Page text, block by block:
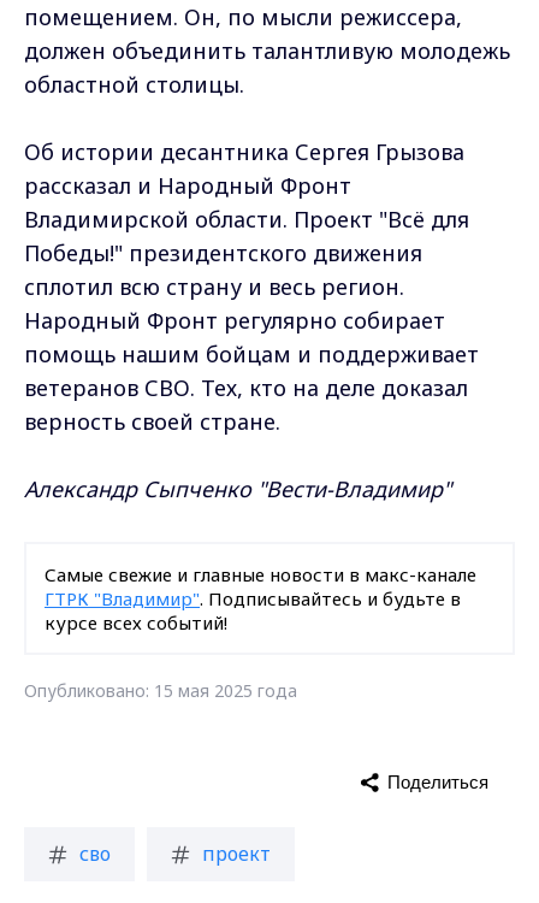
помещением. Он, по мысли режиссера,
должен объединить талантливую молодежь
областной столицы.
Об истории десантника Сергея Грызова
рассказал и Народный Фронт
Владимирской области. Проект "Всё для
Победы!" президентского движения
сплотил всю страну и весь регион.
Народный Фронт регулярно собирает
помощь нашим бойцам и поддерживает
ветеранов СВО. Тех, кто на деле доказал
верность своей стране.
Александр Сыпченко "Вести-Владимир"
Самые свежие и главные новости в макс-канале
ГТРК "Владимир". Подписывайтесь и будьте в
курсе всех событий!
Опубликовано: 15 мая 2025 года
сво проект
Поделиться